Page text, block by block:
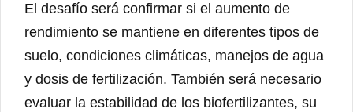
El desafío será confirmar si el aumento de
rendimiento se mantiene en diferentes tipos de
suelo, condiciones climáticas, manejos de agua
y dosis de fertilización. También será necesario
evaluar la estabilidad de los biofertilizantes, su